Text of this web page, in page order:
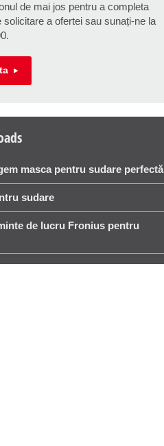
de mai jos pentru a completa
solicitare a ofertei sau sunați-ne la
masca pentru sudare perfectă
sudare
de lucru Fronius pentru